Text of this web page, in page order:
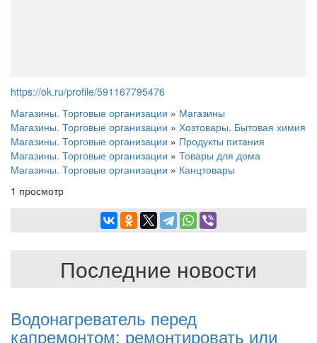
https://ok.ru/profile/591167795476
Магазины. Торговые организации » Магазины
Магазины. Торговые организации » Хозтовары. Бытовая химия
Магазины. Торговые организации » Продукты питания
Магазины. Торговые организации » Товары для дома
Магазины. Торговые организации » Канцтовары
1 просмотр
Последние новости
Водонагреватель перед
капремонтом: ремонтировать или